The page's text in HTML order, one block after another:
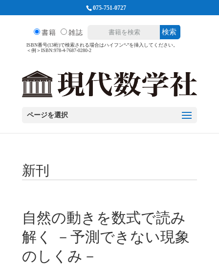
075-751-0727
書籍 雑誌 検索
ISBN番号(13桁)で検索される場合はハイフン“-”を挿入してください。
＜例＞ISBN:978-4-7687-0280-2
ページを選択
新刊
自然の動きを数式で読み
解く －予測できない現象
のしくみ－